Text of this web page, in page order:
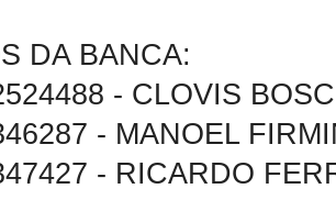
DA BANCA:
- CLOVIS
- MANOEL
- RICARDO